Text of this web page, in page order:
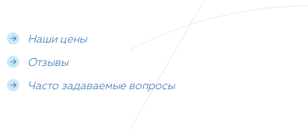
Наши цены
Отзывы
Часто задаваемые вопросы